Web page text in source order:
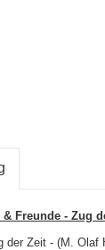
Freunde - Zug
der Zeit - (M. Olaf